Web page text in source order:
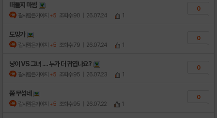
떠들지 마셈
갈사람은가야지 +5 조회수:90 | 26.07.24 1
0
도망가
갈사람은가야지 +5 조회수:79 | 26.07.24 1
0
냥이 VS 그녀 .... 누가 더 귀엽나요?
갈사람은가야지 +5 조회수:95 | 26.07.23 1
0
쫌 무섭네
갈사람은가야지 +5 조회수:95 | 26.07.22 1
0